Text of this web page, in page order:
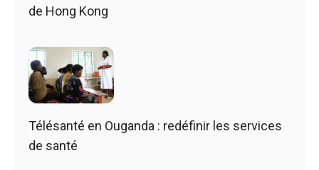
de Hong Kong
Télésanté en Ouganda : redéfinir les services
de santé